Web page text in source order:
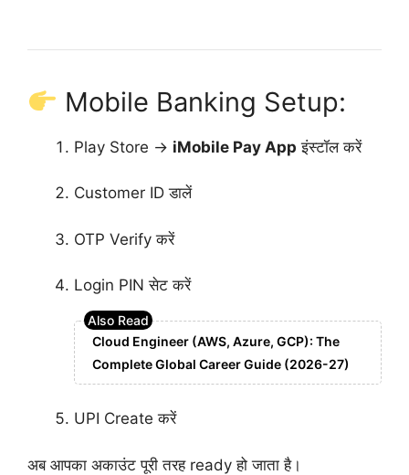
Mobile Banking Setup:
Play Store → iMobile Pay App इंस्टॉल करें
Customer ID डालें
OTP Verify करें
Login PIN सेट करें
Cloud Engineer (AWS, Azure, GCP): The
Complete Global Career Guide (2026-27)
UPI Create करें
अब आपका अकाउंट पूरी तरह ready हो जाता है।